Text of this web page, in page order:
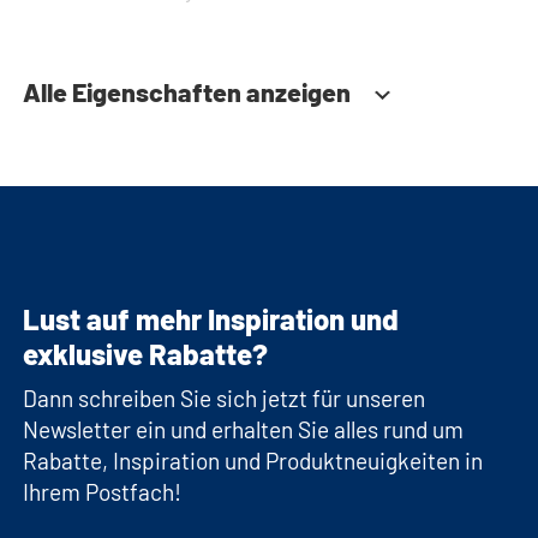
Alle Eigenschaften anzeigen
Lust auf mehr Inspiration und
exklusive Rabatte?
Dann schreiben Sie sich jetzt für unseren
Newsletter ein und erhalten Sie alles rund um
Rabatte, Inspiration und Produktneuigkeiten in
Ihrem Postfach!